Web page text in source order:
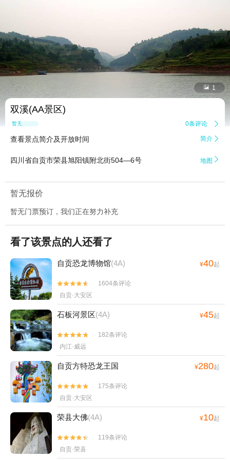
 1
双溪(AA景区)
暂无点评 0条评论 
查看景点简介及开放时间 简介 
四川省自贡市荣县旭阳镇附北街504—6号 地图 
暂无报价
暂无门票预订，我们正在努力补充
看了该景点的人还看了
自贡恐龙博物馆(4A) ¥40起


1604条评论
自贡·大安区
石板河景区(4A) ¥45起


182条评论
内江·威远
自贡方特恐龙王国 ¥280起


175条评论
自贡·大安区
荣县大佛(4A) ¥10起


119条评论
自贡·荣县